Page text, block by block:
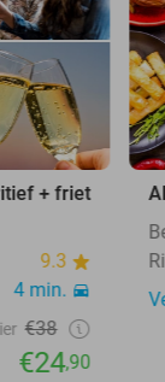
+ friet
9.3
4 min.
€38
€24,90